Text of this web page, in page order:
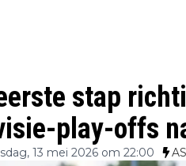
stap
play-offs
13 mei 2026 om 22:00 AS